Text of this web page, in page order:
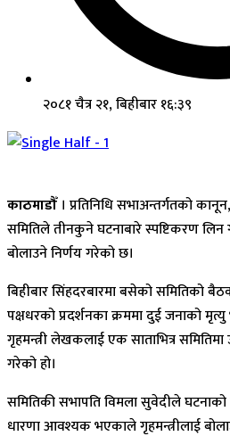
२०८१ चैत्र २१, बिहीबार १६:३९
काठमाडौँ। प्रतिनिधि सभाअन्तर्गतको
समितिले तीनकुने घटनाबारे स्पष्टिकरण
बोलाउने निर्णय गरेको छ।
बिहीबार सिंहदरबारमा बसेको समितिको
पक्षधरको प्रदर्शनका क्रममा दुई जनाको
गृहमन्त्री लेखकलाई एक साताभित्र
गरेको हो।
समितिकी सभापति विमला सुवेदीले
धारणा आवश्यक भएकाले गृहमन्त्रीलाई